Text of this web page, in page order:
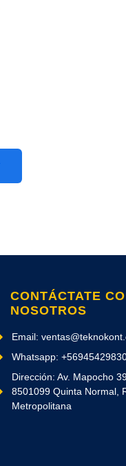
CONTÁCTATE
NOSOTROS
Email:
Whatsapp:
Dirección: Av. Mapocho
8501099 Quinta Normal,
Metropolitana